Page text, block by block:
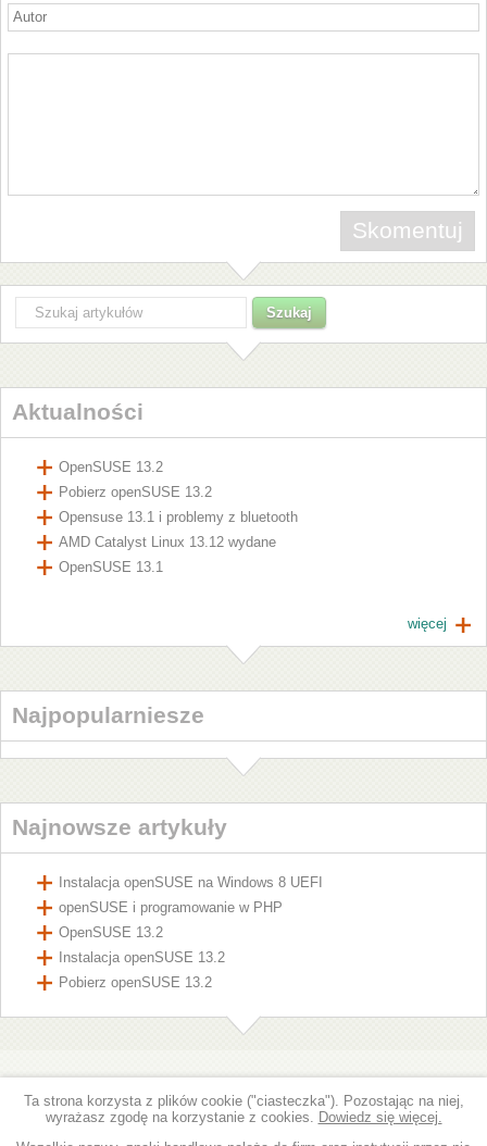
Aktualności
OpenSUSE 13.2
Pobierz openSUSE 13.2
Opensuse 13.1 i problemy z bluetooth
AMD Catalyst Linux 13.12 wydane
OpenSUSE 13.1
więcej
Najpopularniesze
Najnowsze artykuły
Instalacja openSUSE na Windows 8 UEFI
openSUSE i programowanie w PHP
OpenSUSE 13.2
Instalacja openSUSE 13.2
Pobierz openSUSE 13.2
Ta strona korzysta z plików cookie ("ciasteczka"). Pozostając na niej,
wyrażasz zgodę na korzystanie z cookies.
Dowiedz się więcej.